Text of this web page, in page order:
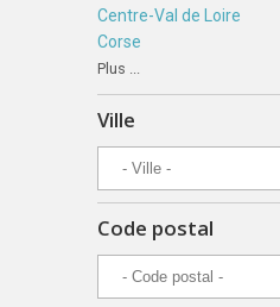
Centre-Val de Loire
Corse
Plus ...
Ville
Code postal